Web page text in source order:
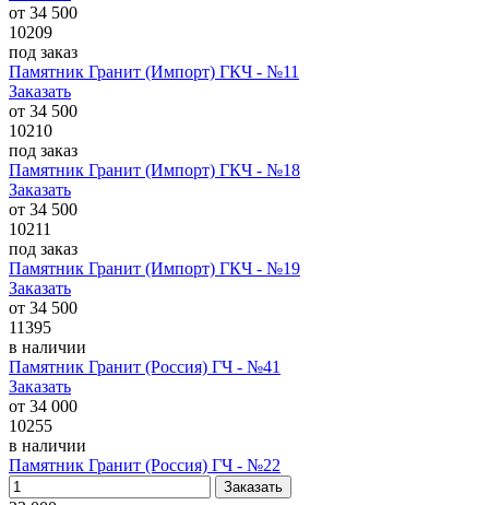
от 34 500
10209
под заказ
Памятник Гранит (Импорт) ГКЧ - №11
Заказать
от 34 500
10210
под заказ
Памятник Гранит (Импорт) ГКЧ - №18
Заказать
от 34 500
10211
под заказ
Памятник Гранит (Импорт) ГКЧ - №19
Заказать
от 34 500
11395
в наличии
Памятник Гранит (Россия) ГЧ - №41
Заказать
от 34 000
10255
в наличии
Памятник Гранит (Россия) ГЧ - №22